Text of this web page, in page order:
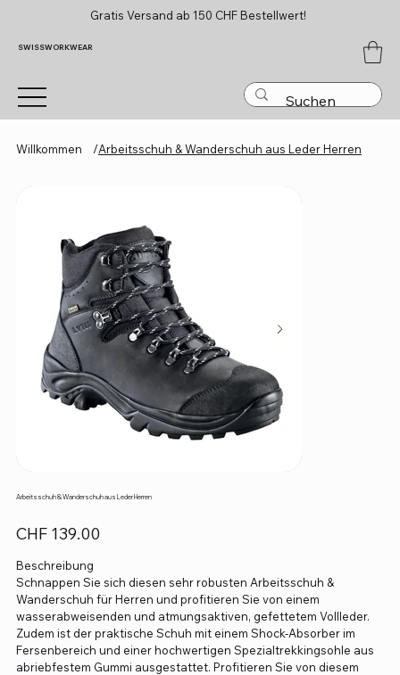
Gratis Versand ab 150 CHF Bestellwert!
SWISSWORKWEAR
Willkommen /Arbeitsschuh & Wanderschuh aus Leder Herren
Arbeitsschuh & Wanderschuh aus Leder Herren
Preis
CHF 139.00
Beschreibung
Schnappen Sie sich diesen sehr robusten Arbeitsschuh &
Wanderschuh für Herren und profitieren Sie von einem
wasserabweisenden und atmungsaktiven, gefettetem Vollleder.
Zudem ist der praktische Schuh mit einem Shock-Absorber im
Fersenbereich und einer hochwertigen Spezialtrekkingsohle aus
abriebfestem Gummi ausgestattet. Profitieren Sie von diesem